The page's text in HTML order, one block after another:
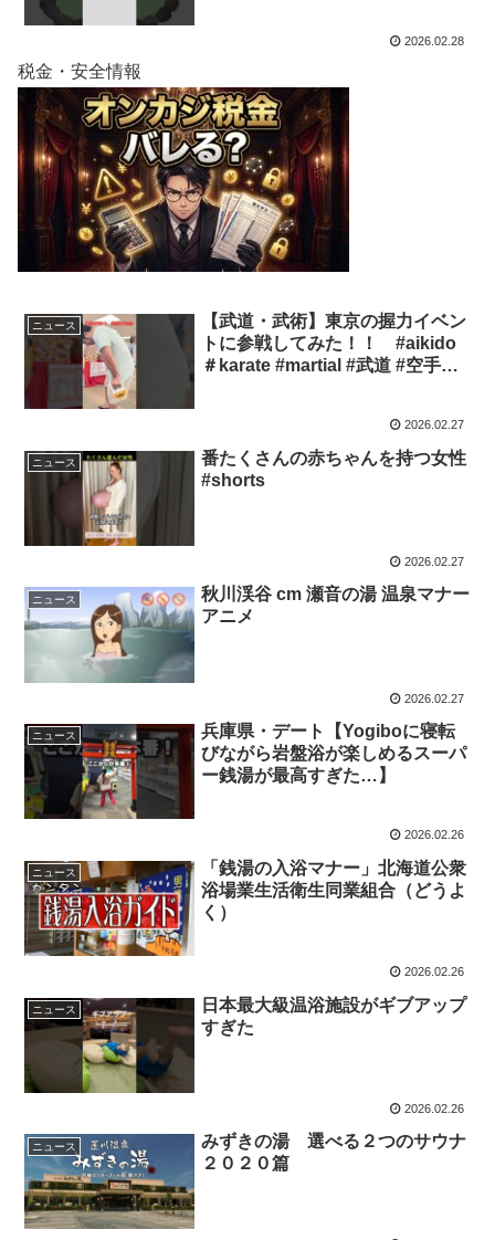
2026.02.28
税金・安全情報
ニュース
【武道・武術】東京の握力イベン
トに参戦してみた！！ #aikido
＃karate #martial #武道 #空手＃
2026.02.27
ニュース
番たくさんの赤ちゃんを持つ女性
#shorts
2026.02.27
ニュース
秋川渓谷 cm 瀬音の湯 温泉マナー
アニメ
2026.02.27
ニュース
兵庫県・デート【Yogiboに寝転
びながら岩盤浴が楽しめるスーパ
ー銭湯が最高すぎた…】
2026.02.26
ニュース
「銭湯の入浴マナー」北海道公衆
浴場業生活衛生同業組合（どうよ
く）
2026.02.26
ニュース
日本最大級温浴施設がギブアップ
すぎた
2026.02.26
ニュース
みずきの湯 選べる２つのサウナ
２０２０篇